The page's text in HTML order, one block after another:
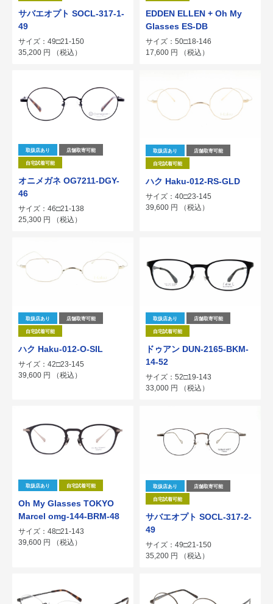
サバエオプト SOCL-317-1-
49
サイズ：49□21-150
35,200 円 （税込）
EDDEN ELLEN + Oh My
Glasses ES-DB
サイズ：50□18-146
17,600 円 （税込）
取扱店あり 店舗取寄可能
自宅試着可能
オニメガネ OG7211-DGY-
46
サイズ：46□21-138
25,300 円 （税込）
取扱店あり 店舗取寄可能
自宅試着可能
ハク Haku-012-RS-GLD
サイズ：40□23-145
39,600 円 （税込）
取扱店あり 店舗取寄可能
自宅試着可能
ハク Haku-012-O-SIL
サイズ：42□23-145
39,600 円 （税込）
取扱店あり 店舗取寄可能
自宅試着可能
ドゥアン DUN-2165-BKM-
14-52
サイズ：52□19-143
33,000 円 （税込）
取扱店あり 自宅試着可能
Oh My Glasses TOKYO
Marcel omg-144-BRM-48
サイズ：48□21-143
39,600 円 （税込）
取扱店あり 店舗取寄可能
自宅試着可能
サバエオプト SOCL-317-2-
49
サイズ：49□21-150
35,200 円 （税込）